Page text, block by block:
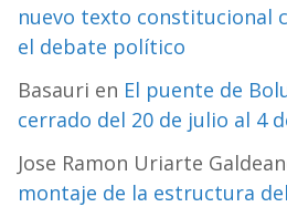
nuevo texto constitucional
el debate político
Basauri en El puente de
cerrado del 20 de julio al 4
Jose Ramon Uriarte
montaje de la estructura